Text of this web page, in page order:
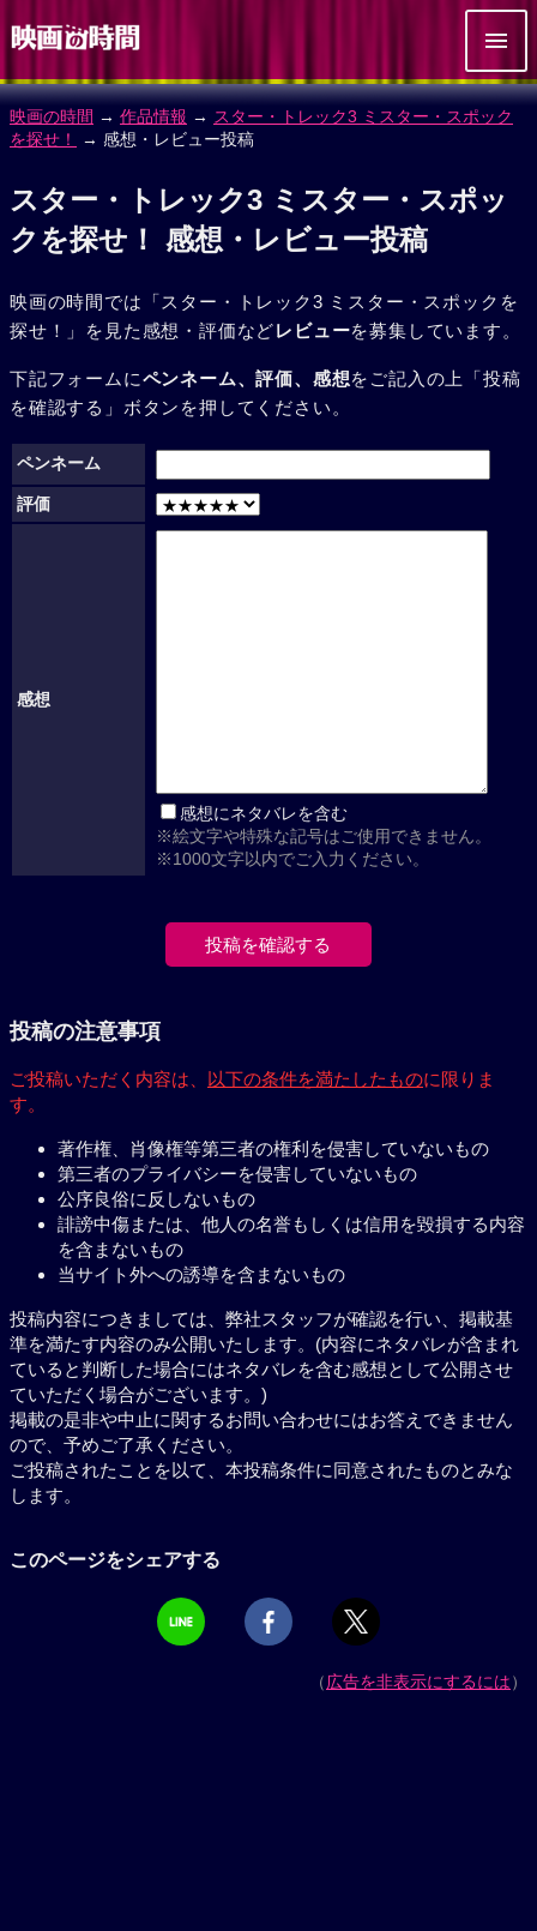
映画の時間 → 作品情報 → スター・トレック3 ミスター・スポック
を探せ！
→ 感想・レビュー投稿
スター・トレック3 ミスター・スポッ
クを探せ！ 感想・レビュー投稿
映画の時間では「スター・トレック3 ミスター・スポックを
探せ！」を見た感想・評価などレビューを募集しています。
下記フォームにペンネーム、評価、感想をご記入の上「投稿
を確認する」ボタンを押してください。
ペンネーム
評価
感想
感想にネタバレを含む
※絵文字や特殊な記号はご使用できません。
※1000文字以内でご入力ください。
投稿の注意事項
ご投稿いただく内容は、 以下の条件を満たしたものに限りま
す。
著作権、肖像権等第三者の権利を侵害していないもの
第三者のプライバシーを侵害していないもの
公序良俗に反しないもの
誹謗中傷または、他人の名誉もしくは信用を毀損する内容
を含まないもの
当サイト外への誘導を含まないもの
投稿内容につきましては、弊社スタッフが確認を行い、掲載基
準を満たす内容のみ公開いたします。(内容にネタバレが含まれ
ていると判断した場合にはネタバレを含む感想として公開させ
ていただく場合がございます。)
掲載の是非や中止に関するお問い合わせにはお答えできません
ので、予めご了承ください。
ご投稿されたことを以て、本投稿条件に同意されたものとみな
します。
このページをシェアする
（広告を非表示にするには）